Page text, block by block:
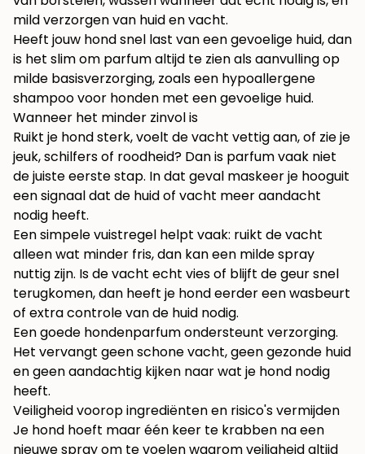
mild verzorgen van huid en vacht.
Heeft jouw hond snel last van een gevoelige huid, dan
is het slim om parfum altijd te zien als aanvulling op
milde basisverzorging, zoals een hypoallergene
shampoo voor honden met een gevoelige huid.
Wanneer het minder zinvol is
Ruikt je hond sterk, voelt de vacht vettig aan, of zie je
jeuk, schilfers of roodheid? Dan is parfum vaak niet
de juiste eerste stap. In dat geval maskeer je hooguit
een signaal dat de huid of vacht meer aandacht
nodig heeft.
Een simpele vuistregel helpt vaak: ruikt de vacht
alleen wat minder fris, dan kan een milde spray
nuttig zijn. Is de vacht echt vies of blijft de geur snel
terugkomen, dan heeft je hond eerder een wasbeurt
of extra controle van de huid nodig.
Een goede hondenparfum ondersteunt verzorging.
Het vervangt geen schone vacht, geen gezonde huid
en geen aandachtig kijken naar wat je hond nodig
heeft.
Veiligheid voorop ingrediënten en risico's vermijden
Je hond hoeft maar één keer te krabben na een
nieuwe spray om te voelen waarom veiligheid altijd